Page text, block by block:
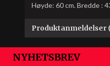
Høyde: 60 cm. Bredde :
Produktanmeldelser
NYHETSBREV